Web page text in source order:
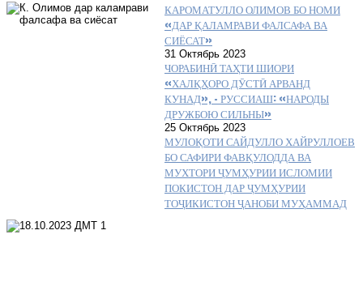
КАРОМАТУЛЛО ОЛИМОВ БО НОМИ
«ДАР ҚАЛАМРАВИ ФАЛСАФА ВА
СИЁСАТ»
31 Октябрь 2023
ЧОРАБИНӢ ТАҲТИ ШИОРИ
«ХАЛҚҲОРО ДӮСТӢ АРВАНД
КУНАД», – РУССИАШ: «НАРОДЫ
ДРУЖБОЮ СИЛЬНЫ»
25 Октябрь 2023
МУЛОҚОТИ САЙДУЛЛО ХАЙРУЛЛОЕВ
БО САФИРИ ФАВҚУЛОДДА ВА
МУХТОРИ ҶУМҲУРИИ ИСЛОМИИ
ПОКИСТОН ДАР ҶУМҲУРИИ
ТОҶИКИСТОН ҶАНОБИ МУҲАММАД